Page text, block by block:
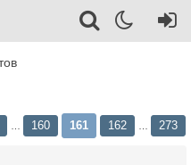
160 161 162 273